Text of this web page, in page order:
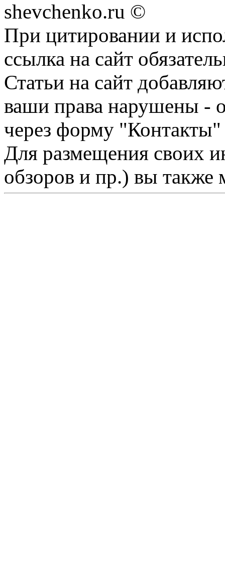
shevchenko.ru ©
При цитировании и
ссылка на сайт
Статьи на сайт
ваши права нарушены -
через форму "Контакты"
Для размещения своих
обзоров и пр.) вы также